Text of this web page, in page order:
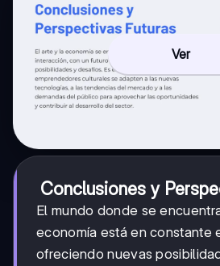
Ver
Conclusiones y
El mundo donde se
economía está en constante
ofreciendo nuevas